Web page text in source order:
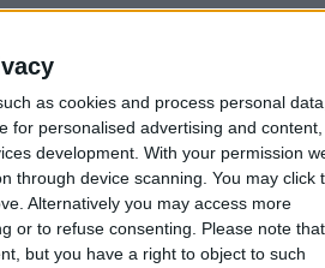
as cookies and process personal data,
for personalised advertising and content,
development. With your permission
through device scanning. You may click
Alternatively you may access more
or to refuse consenting.
Please note that
but you have a right to object to such